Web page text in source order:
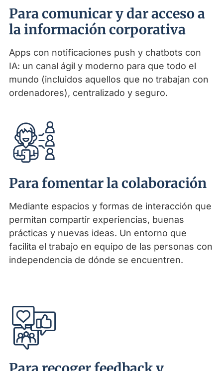
Para comunicar y dar acceso a
la información corporativa
Apps con notificaciones push y chatbots con
IA: un canal ágil y moderno para que todo el
mundo (incluidos aquellos que no trabajan con
ordenadores), centralizado y seguro.
Para fomentar la colaboración
Mediante espacios y formas de interacción que
permitan compartir experiencias, buenas
prácticas y nuevas ideas. Un entorno que
facilita el trabajo en equipo de las personas con
independencia de dónde se encuentren.